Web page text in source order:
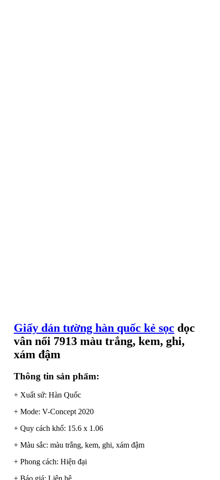
Giấy dán tường hàn quốc kẻ sọc dọc
vân nổi 7913 màu trắng, kem, ghi,
xám đậm
Thông tin sản phẩm:
+ Xuất sứ: Hàn Quốc
+ Mode: V-Concept 2020
+ Quy cách khổ: 15.6 x 1.06
+ Màu sắc: màu trắng, kem, ghi, xám đậm
+ Phong cách: Hiện đại